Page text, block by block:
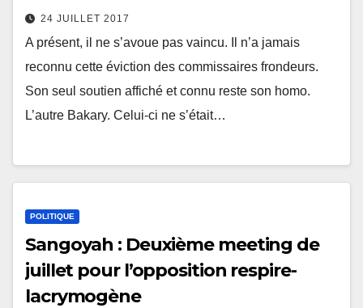
24 JUILLET 2017
A présent, il ne s’avoue pas vaincu. Il n’a jamais
reconnu cette éviction des commissaires frondeurs.
Son seul soutien affiché et connu reste son homo.
L’autre Bakary. Celui-ci ne s’était…
POLITIQUE
Sangoyah : Deuxième meeting de
juillet pour l’opposition respire-
lacrymogène